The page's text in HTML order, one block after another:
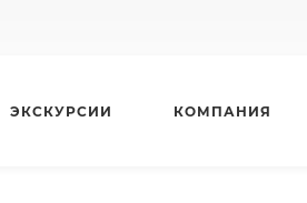
ЭКСКУРСИИ КОМПАНИЯ